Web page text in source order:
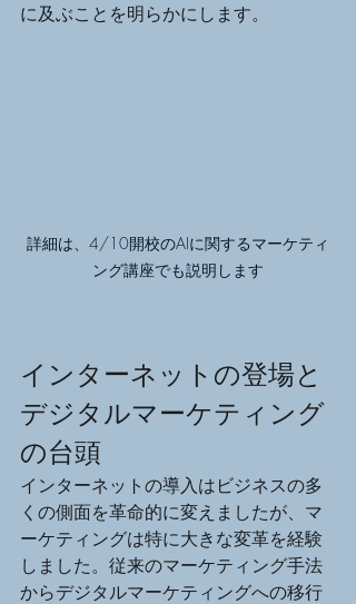
に及ぶことを明らかにします。
詳細は、4/10開校のAIに関するマーケティ
ング講座でも説明します
インターネットの登場と
デジタルマーケティング
の台頭
インターネットの導入はビジネスの多
くの側面を革命的に変えましたが、マ
ーケティングは特に大きな変革を経験
しました。従来のマーケティング手法
からデジタルマーケティングへの移行